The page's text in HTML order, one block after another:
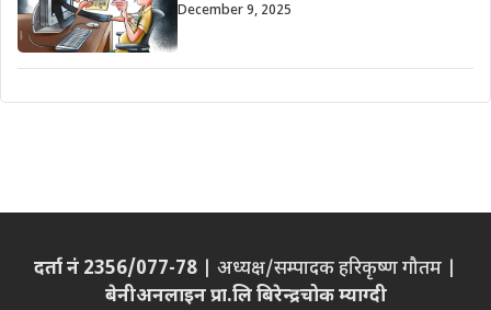
December 9, 2025
दर्ता नं 2356/077-78 | अध्यक्ष/सम्पादक हरिकृष्ण गौतम |
बेनीअनलाइन प्रा.लि बिरेन्द्रचोक म्याग्दी